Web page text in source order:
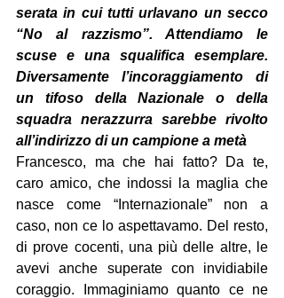
serata in cui tutti urlavano un secco
“No al razzismo”. Attendiamo le
scuse e una squalifica esemplare.
Diversamente l’incoraggiamento di
un tifoso della Nazionale o della
squadra nerazzurra sarebbe rivolto
all’indirizzo di un campione a metà
Francesco, ma che hai fatto? Da te,
caro amico, che indossi la maglia che
nasce come “Internazionale” non a
caso, non ce lo aspettavamo. Del resto,
di prove cocenti, una più delle altre, le
avevi anche superate con invidiabile
coraggio. Immaginiamo quanto ce ne